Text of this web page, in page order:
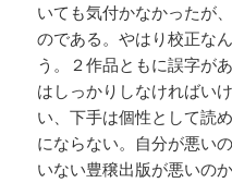
いても気付かなかったが
のである。やはり校正な
う。２作品ともに誤字が
はしっかりしなければい
い、下手は個性として読
にならない。自分が悪い
いない豊穣出版が悪いの